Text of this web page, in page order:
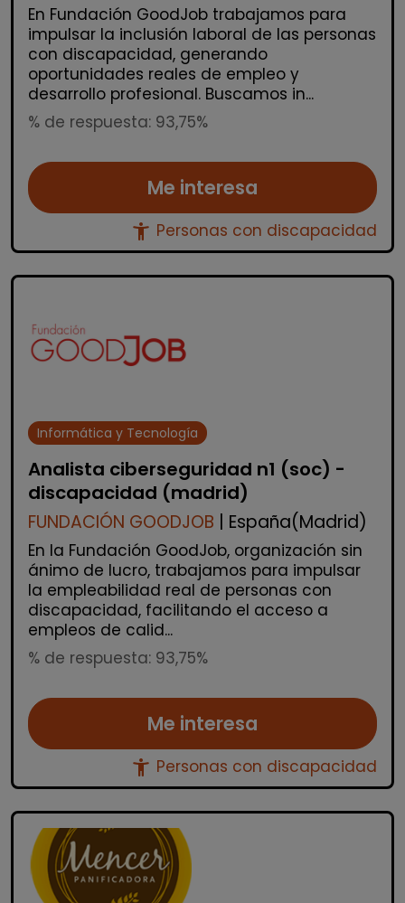
En Fundación GoodJob trabajamos para
impulsar la inclusión laboral de las personas
con discapacidad, generando
oportunidades reales de empleo y
desarrollo profesional. Buscamos in...
% de respuesta: 93,75%
Me interesa
accessibility_new Personas con discapacidad
Informática y Tecnología
Analista ciberseguridad n1 (soc) -
discapacidad (madrid)
FUNDACIÓN GOODJOB | España(Madrid)
En la Fundación GoodJob, organización sin
ánimo de lucro, trabajamos para impulsar
la empleabilidad real de personas con
discapacidad, facilitando el acceso a
empleos de calid...
% de respuesta: 93,75%
Me interesa
accessibility_new Personas con discapacidad